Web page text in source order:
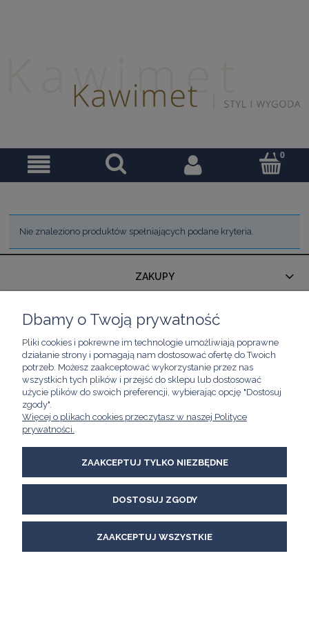
Nie znaleziono produktów spełniających podane kryteria.
ZAKUPY
POMOC
MOJE KONTO
INFORMACJE
Kawimet W. Bunia i Spółka, Spółka Jawna
01-230 Warszawa
email:kawimet@kawimet.pl
POKAŻ PEŁNĄ WERSJĘ STRONY
Sklep internetowy Shoper Premium
Dbamy o Twoją prywatność
Pliki cookies i pokrewne im technologie umożliwiają poprawne
działanie strony i pomagają nam dostosować ofertę do Twoich
potrzeb. Możesz zaakceptować wykorzystanie przez nas
wszystkich tych plików i przejść do sklepu lub dostosować
użycie plików do swoich preferencji, wybierając opcję "Dostosuj
zgody".
Więcej o plikach cookies przeczytasz w naszej Polityce
prywatności.
ZAAKCEPTUJ TYLKO NIEZBĘDNE
DOSTOSUJ ZGODY
ZAAKCEPTUJ WSZYSTKIE